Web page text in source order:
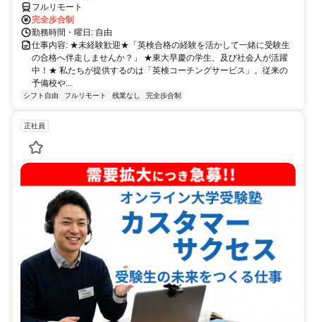
フルリモート
完全歩合制
勤務時間・曜日: 自由
仕事内容: ★未経験歓迎★「英検合格の経験を活かして一緒に受験生
の合格へ伴走しませんか？」 ★東大早慶の学生、及び社会人が活躍
中！★ 私たちが提供するのは「英検コーチングサービス」。従来の
予備校や...
シフト自由 フルリモート 残業なし 完全歩合制
正社員